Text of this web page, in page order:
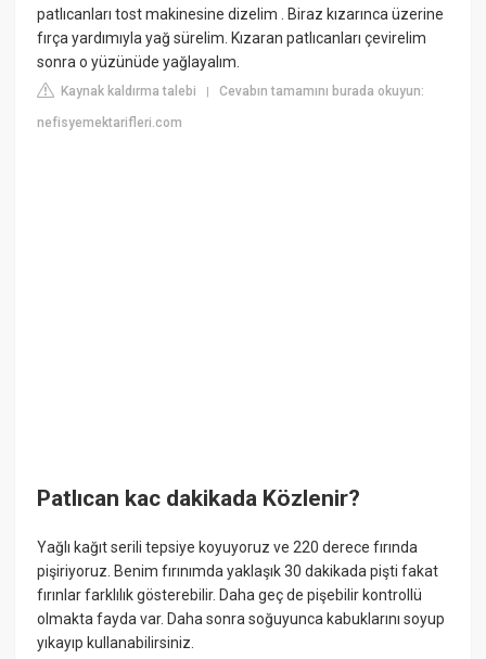
patlıcanları tost makinesine dizelim . Biraz kızarınca üzerine
fırça yardımıyla yağ sürelim. Kızaran patlıcanları çevirelim
sonra o yüzünüde yağlayalım.
Kaynak kaldırma talebi |Cevabın tamamını burada okuyun:
nefisyemektarifleri.com
Patlıcan kac dakikada Közlenir?
Yağlı kağıt serili tepsiye koyuyoruz ve 220 derece fırında
pişiriyoruz. Benim fırınımda yaklaşık 30 dakikada pişti fakat
fırınlar farklılık gösterebilir. Daha geç de pişebilir kontrollü
olmakta fayda var. Daha sonra soğuyunca kabuklarını soyup
yıkayıp kullanabilirsiniz.